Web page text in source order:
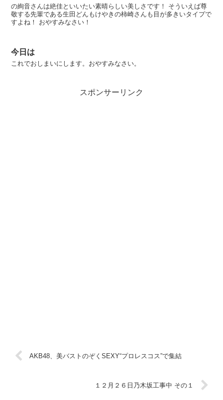
の絢音さんは絶佳といいたい素晴らしい美しさです！ そういえば尊
敬する先輩である生田どんもけやきの柿崎さんも目が多きいタイプで
すよね！ おやすみなさい！
今日は
これでおしまいにします。おやすみなさい。
スポンサーリンク
AKB48、美バストのぞくSEXY“プロレスコス”で集結
１２月２６日乃木坂工事中 その１